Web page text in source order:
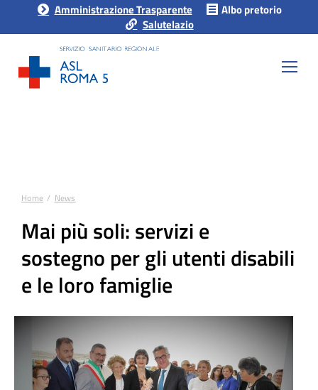
Amministrazione Trasparente
Albo pretorio
Salutelazio
Tu sei qui:
Home News
Mai più soli: servizi e
sostegno per gli utenti disabili
e le loro famiglie